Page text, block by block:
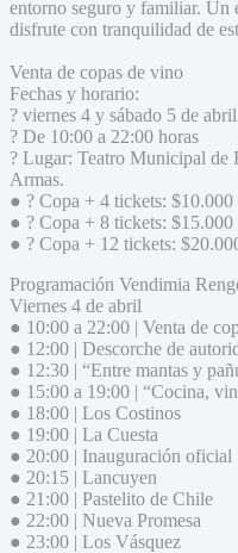
entorno seguro y familiar. Un
disfrute con tranquilidad de
Venta de copas de vino
Fechas y horario:
? viernes 4 y sábado 5 de abril
? De 10:00 a 22:00 horas
? Lugar: Teatro Municipal de
Armas.
● ? Copa + 4 tickets: $10.000
● ? Copa + 8 tickets: $15.000
● ? Copa + 12 tickets:
Programación Vendimia
Viernes 4 de abril
● 10:00 a 22:00 | Venta de
● 12:00 | Descorche de
● 12:30 | “Entre mantas y
● 15:00 a 19:00 | “Cocina,
● 18:00 | Los Costinos
● 19:00 | La Cuesta
● 20:00 | Inauguración oficial
● 20:15 | Lancuyen
● 21:00 | Pastelito de Chile
● 22:00 | Nueva Promesa
● 23:00 | Los Vásquez